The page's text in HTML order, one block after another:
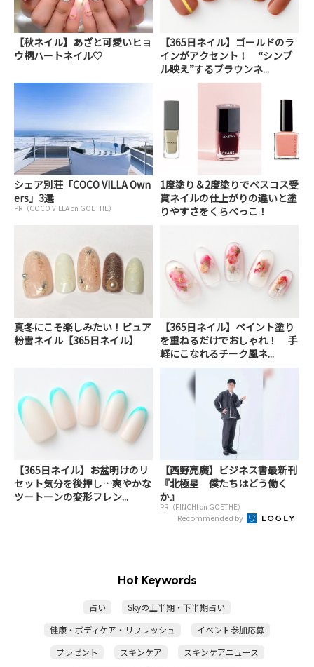
【秋ネイル】あざと可愛いヒョ
ウ柄ハートネイル♡
【365日ネイル】ゴールドのラ
インがアクセント！ “シンプ
ル映え”するブラウンネ...
シェア別荘「COCO VILLA Own
ers」3選
PR（COCO VILLA on GOETHE）
1度塗り＆2度塗りでベスコス受
賞ネイルの仕上がりの違いと塗
りやすさをくらべっこ！
真冬にこそ楽しみたい！ピュア
粉雪ネイル【365日ネイル】
【365日ネイル】ペイント塗り
を重ねるだけでおしゃれ！ 手
軽にこなれるチーク風ネ...
【365日ネイル】お盆明けのリ
セット気分を後押し…爽やかな
ツートーンの変形フレン...
【西野亮廣】ビジネス書最新刊
『北極星 僕たちはどう働く
か』
PR（FINCHI on GOETHE）
Recommended by
Hot Keywords
占い
Skyの上半期・下半期占い
健康・ボディケア・リフレッシュ
イベント参加応募
プレゼント
スキンケア
スキンケアニュース